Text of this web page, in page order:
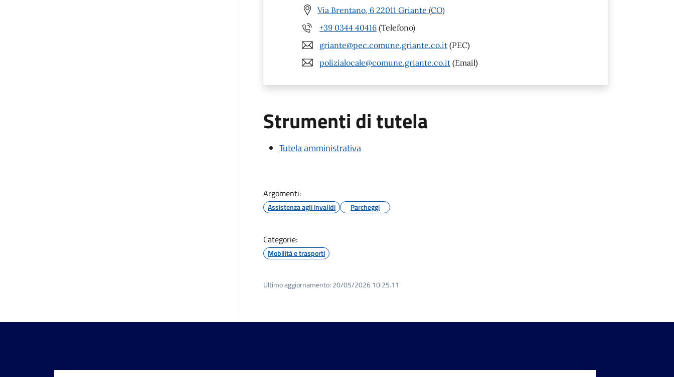
Via Brentano, 6 22011 Griante (CO)
+39 0344 40416 (Telefono)
griante@pec.comune.griante.co.it (PEC)
polizialocale@comune.griante.co.it (Email)
Strumenti di tutela
Tutela amministrativa
Argomenti:
Assistenza agli invalidi Parcheggi
Categorie:
Mobilità e trasporti
Ultimo aggiornamento: 20/05/2026 10:25.11